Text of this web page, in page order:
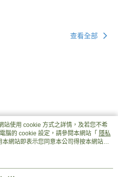
查看全部
站使用 cookie 方式之詳情，及若您不希
腦的 cookie 設定，請參閱本網站「 隱私
網站即表示您同意本公司得按本網站使